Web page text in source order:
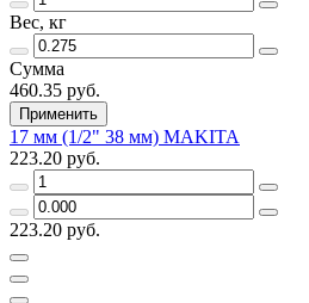
Вес, кг
Сумма
460.35 руб.
Применить
17 мм (1/2" 38 мм) MAKITA
223.20 руб.
223.20 руб.